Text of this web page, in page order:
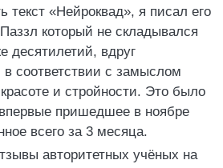
текст «Нейроквад», я писал его
который не складывался
десятилетий, вдруг
соответствии с замыслом
и стройности. Это было
пришедшее в ноябре
всего за 3 месяца.
авторитетных учёных на